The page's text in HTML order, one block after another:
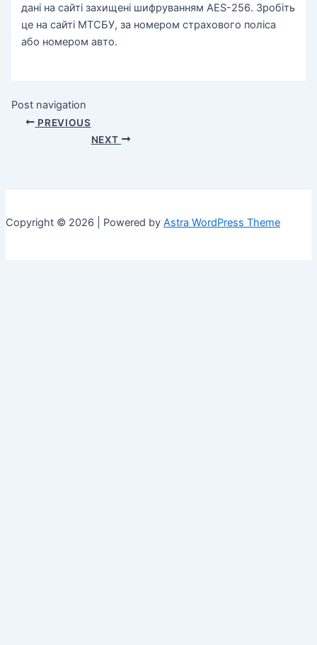
дані на сайті захищені шифруванням AES-256. Зробіть
це на сайті МТСБУ, за номером страхового поліса
або номером авто.
Post navigation
PREVIOUS
NEXT
Copyright © 2026 | Powered by Astra WordPress Theme